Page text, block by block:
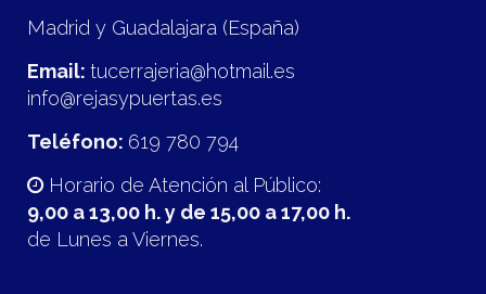
Madrid y Guadalajara (España)
Email: tucerrajeria@hotmail.es
info@rejasypuertas.es
Teléfono: 619 780 794
Horario de Atención al Público:
9,00 a 13,00 h. y de 15,00 a 17,00 h.
de Lunes a Viernes.